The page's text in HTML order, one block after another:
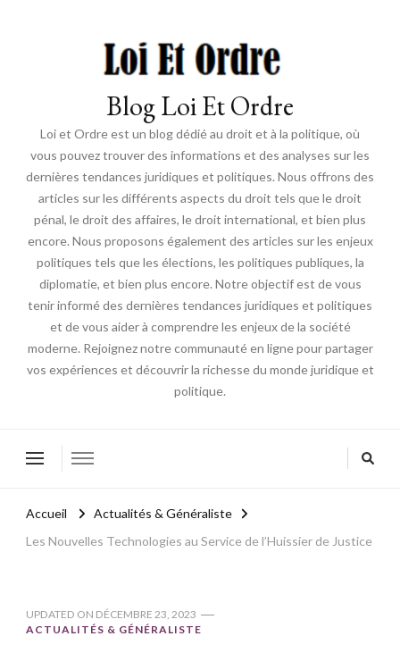
Blog Loi Et Ordre
Loi et Ordre est un blog dédié au droit et à la politique, où
vous pouvez trouver des informations et des analyses sur les
dernières tendances juridiques et politiques. Nous offrons des
articles sur les différents aspects du droit tels que le droit
pénal, le droit des affaires, le droit international, et bien plus
encore. Nous proposons également des articles sur les enjeux
politiques tels que les élections, les politiques publiques, la
diplomatie, et bien plus encore. Notre objectif est de vous
tenir informé des dernières tendances juridiques et politiques
et de vous aider à comprendre les enjeux de la société
moderne. Rejoignez notre communauté en ligne pour partager
vos expériences et découvrir la richesse du monde juridique et
politique.
Accueil
Actualités & Généraliste
Les Nouvelles Technologies au Service de l’Huissier de Justice
UPDATED ON DÉCEMBRE 23, 2023
ACTUALITÉS & GÉNÉRALISTE